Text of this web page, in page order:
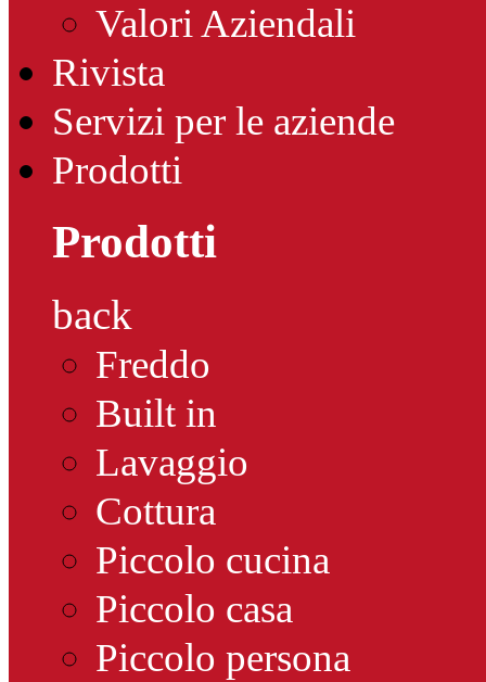
Valori Aziendali
Rivista
Servizi per le aziende
Prodotti
Prodotti
back
Freddo
Built in
Lavaggio
Cottura
Piccolo cucina
Piccolo casa
Piccolo persona